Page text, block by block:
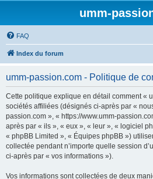
umm-
FAQ
Index du forum
umm-passion.com - Politique de
Cette politique explique en détail comment «
sociétés affiliées (désignés ci-après par «
passion.com », « https://www.umm-
après par « ils », « eux », « leur », « logiciel
« phpBB Limited », « Équipes phpBB »)
collectée pendant n’importe quelle session
ci-après par « vos informations »).
Vos informations sont collectées de deux